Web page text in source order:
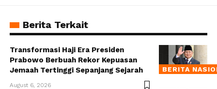
Berita Terkait
BERITA
Transformasi Haji Era Presiden
Prabowo Berbuah Rekor Kepuasan
Jemaah Tertinggi Sepanjang Sejarah
August 6, 2026